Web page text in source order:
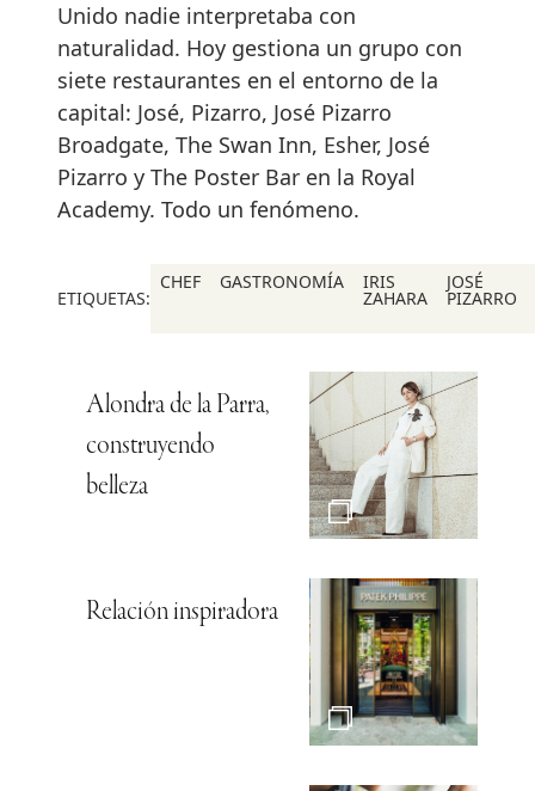
Unido nadie interpretaba con
naturalidad. Hoy gestiona un grupo con
siete restaurantes en el entorno de la
capital: José, Pizarro, José Pizarro
Broadgate, The Swan Inn, Esher, José
Pizarro y The Poster Bar en la Royal
Academy. Todo un fenómeno.
ETIQUETAS:
CHEF GASTRONOMÍA IRIS
ZAHARA
JOSÉ
PIZARRO
Alondra de la Parra,
construyendo
belleza
Relación inspiradora